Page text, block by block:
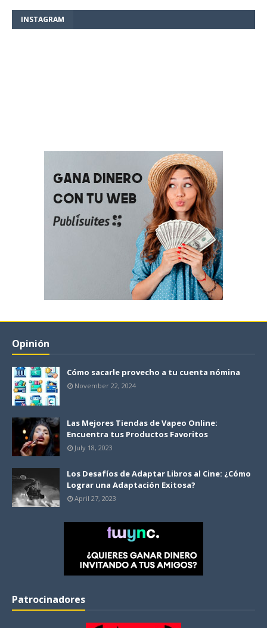
INSTAGRAM
Opinión
Cómo sacarle provecho a tu cuenta nómina
November 22, 2024
Las Mejores Tiendas de Vapeo Online:
Encuentra tus Productos Favoritos
July 18, 2023
Los Desafíos de Adaptar Libros al Cine: ¿Cómo
Lograr una Adaptación Exitosa?
April 27, 2023
Patrocinadores